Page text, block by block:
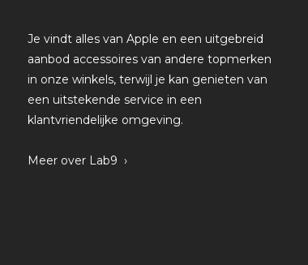
Je vindt alles van Apple en een uitgebreid
aanbod accessoires van andere topmerken
in onze winkels, terwijl je kan genieten van
een uitstekende service in een
klantvriendelijke omgeving.
Meer over Lab9 ›